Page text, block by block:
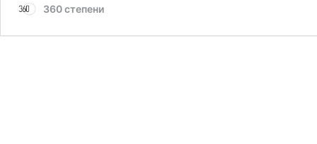
360 степени